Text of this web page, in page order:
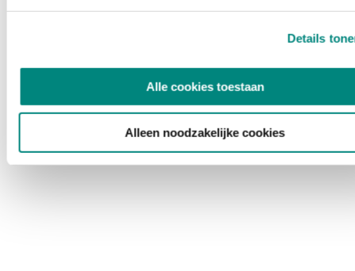
Details
Alle cookies toestaan
Alleen noodzakelijke cookies